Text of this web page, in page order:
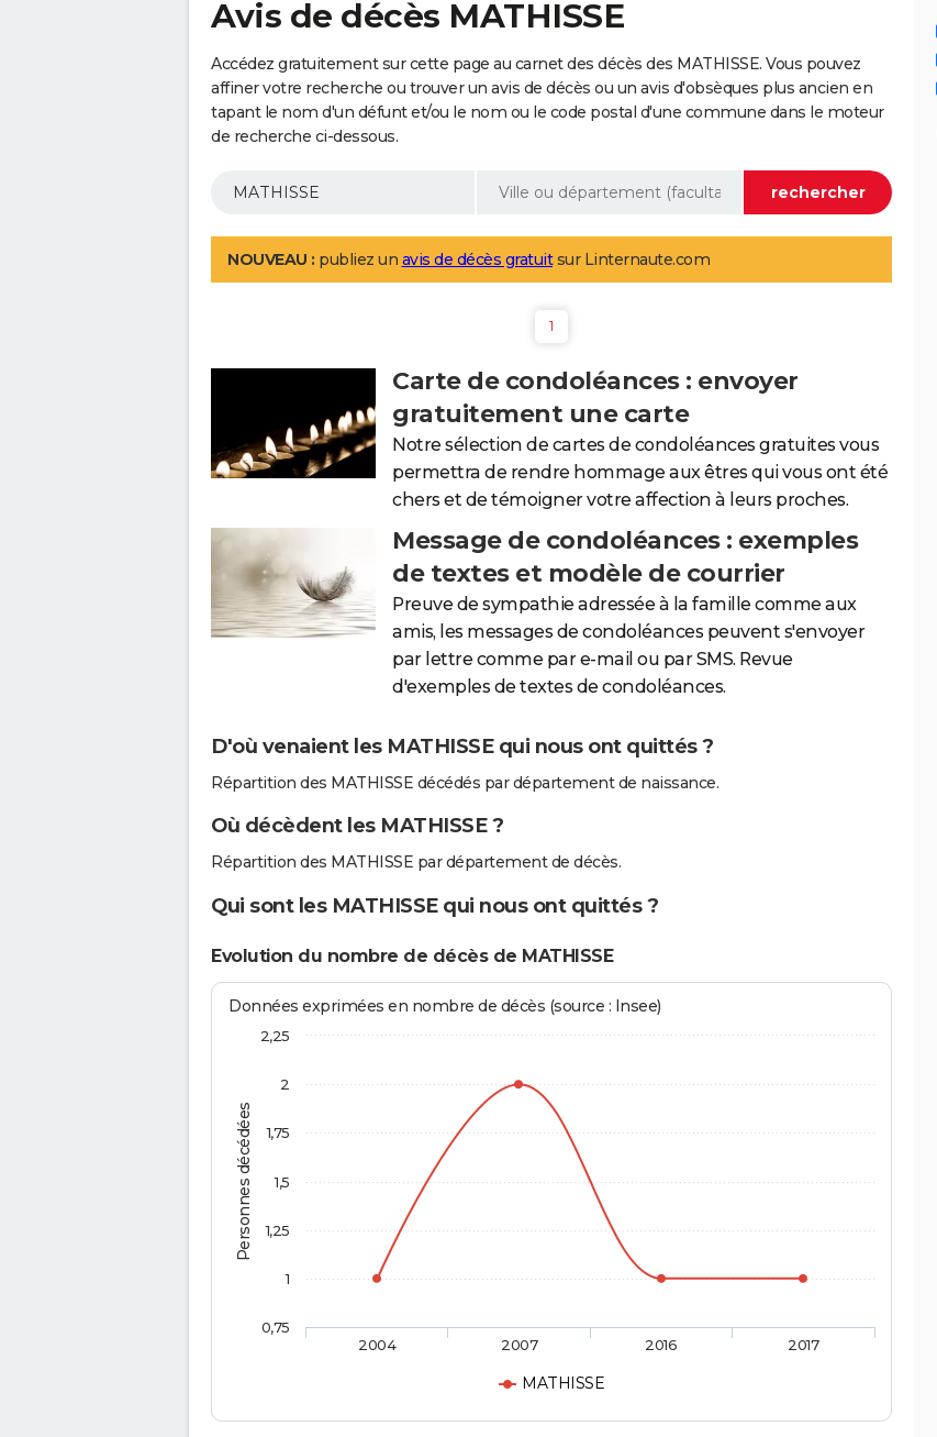
Avis de décès MATHISSE
Accédez gratuitement sur cette page au carnet des décès des MATHISSE. Vous pouvez
affiner votre recherche ou trouver un avis de décès ou un avis d'obsèques plus ancien en
tapant le nom d'un défunt et/ou le nom ou le code postal d'une commune dans le moteur
de recherche ci-dessous.
NOUVEAU : publiez un avis de décès gratuitsur Linternaute.com
1
Carte de condoléances : envoyer
gratuitement une carte
Notre sélection de cartes de condoléances gratuites vous
permettra de rendre hommage aux êtres qui vous ont été
chers et de témoigner votre affection à leurs proches.
Message de condoléances : exemples
de textes et modèle de courrier
Preuve de sympathie adressée à la famille comme aux
amis, les messages de condoléances peuvent s'envoyer
par lettre comme par e-mail ou par SMS. Revue
d'exemples de textes de condoléances.
D'où venaient les MATHISSE qui nous ont quittés ?
Répartition des MATHISSE décédés par département de naissance.
Où décèdent les MATHISSE ?
Répartition des MATHISSE par département de décès.
Qui sont les MATHISSE qui nous ont quittés ?
Evolution du nombre de décès de MATHISSE
Personnes décédées
Données exprimées en nombre de décès (source : Insee)
MATHISSE
2004 2007 2016 2017
0,75
1
1,25
1,5
1,75
2
2,25